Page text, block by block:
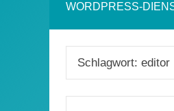
WORDPRESS-
Schlagwort: editor